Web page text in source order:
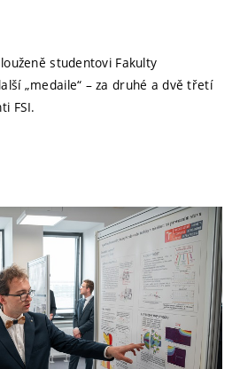
studentovi Fakulty
„medaile“ – za druhé a dvě třetí
FSI.